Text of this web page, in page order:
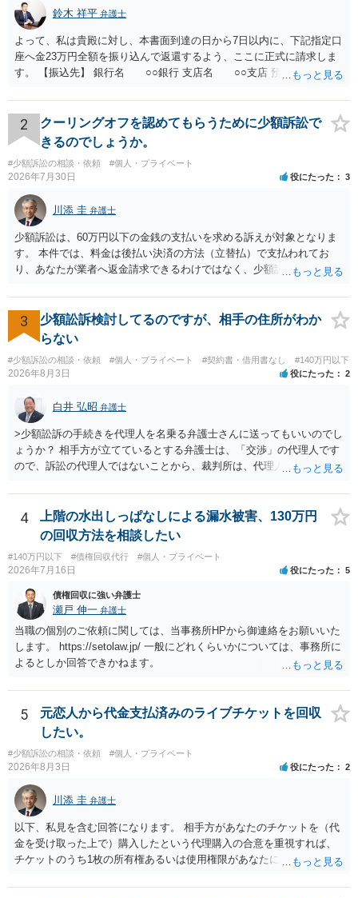
鈴木 祥平 弁護士
よって、私は貴殿に対し、本書面到達の日から7日以内に、下記指定口
座へ金23万円全額を振り込んで返還するよう、ここに正式に請求しま
す。 【振込先】 銀行名 ○○銀行 支店名 ○○支店 預金種別 普通
されない場合には、貴殿には任意に返金する意思がないものと判断
し、やむを得ず、返還金23万円及びこれに対する遅延損害金の支払い
を求める民事訴訟、支払督促その他必要な法的手続を直ちに講じま
す。 その際には、訴訟に要する費用その他法令上認められる金員につ
いても併せて請求する予定ですので、あらかじめ申し添えます。 本件
は、貴殿自らが契約を解約したことによって生じた返還義務の履行を
求めるものにすぎません。貴殿の仕入先との取引関係や返金時期など
の内部事情は、私に対する返還義務の発生や履行時期には何ら影響を
及ぼすものではありません。 これ以上、本件の解決を不必要に遅延さ
せることなく、誠意をもって速やかに返金手続を履行されるよう、強
く求めます。 以上
2
クーリングオフを認めてもらうために少額訴訟で
きるのでしょうか。
#少額訴訟の相談・依頼 #個人・プライベート
2026年7月30日 役にたった 3
川添 圭 弁護士
少額訴訟は、60万円以下の金銭の支払いを求める訴えが対象となりま
す。 本件では、料金は後払い決済の方法（立替払）で支払われてお
り、あなたが業者へ返金請求できるわけではなく、少額訴訟は使えな
在確認請求訴訟を提起することも考えられますが、まずは後払い決済
業者へ（原契約のクーリング・オフの証拠の写しとともに）支払拒絶
の通知書を送り、もし訴訟や支払督促を行ってきた場合には全面的に
争う、というやり方がベターではないかと思います。弁護士会の相談
センター等で、消費者問題に強い弁護士（消費者保護委員会に所属し
ているなど）へ相談されることをお勧めします。
3
少額訟訴検討してるのですが、相手の住所がわか
らない
#少額訴訟の相談・依頼 #個人・プライベート #契約書・借用書なし #140万円以下
2026年8月3日 役にたった 2
白井 弘昭 弁護士
>少額訟訴の手続きを代理人を名乗る弁護士さんに送ってもいいのでし
ょうか？ 相手方が立てているとする弁護士は、「交渉」の代理人です
ので、訴訟の代理人ではないことから、裁判所は、代理人宛ての訴状
ている場合は、相手方（被告）の住所で訴状を作成提出し、裁判所に
代理人が就いていたことを知らせると（訴状の記載内容から明らかな
場合も）、裁判所が当該代理人弁護士に事前連絡し、引き続き訴訟も
受任するかを聞いたうえで、受任の意志が明らかになったところで、
直接被告に送達するのではなく、代理人に訴状の受領を促すこともあ
ります。 ラインのやり取りでしか証拠がないと、実際の本人性が明ら
かではありません。もちろん弁護士（２０万円の請求で代理人弁護士
に委任するかも疑わしいのですが）も住所は明らかにしないでしょ
う。 何か本人を示す事実（振込先などの情報）から、相手の住所等の
情報を割り出していくしかないように思えます。 以上、ご参考まで。
4
上階の水出しっぱなしによる漏水被害、130万円
の回収方法を相談したい
#140万円以下 #債権回収代行 #個人・プライベート
2026年7月16日 役にたった 5
債権回収に強い弁護士
瀬戸 伸一 弁護士
当職の個別のご依頼に関しては、当事務所HPから御連絡をお願いいた
します。 https://setolaw.jp/ 一般にどれくらいかについては、事務所に
よるとしか回答できかねます。
5
元恋人から代金支払済みのライブチケットを回収
したい。
#少額訴訟の相談・依頼 #個人・プライベート
2026年8月3日 役にたった 2
川添 圭 弁護士
以下、私見を含む回答になります。 相手方があなたのチケットを（代
金を受け取った上で）購入したという代理購入の合意を重視すれば、
チケットのうち1枚の所有権あるいは使用権限があなたにあり、チケッ
す。 一方、このチケット購入には「相手方と一緒に行く」という合意